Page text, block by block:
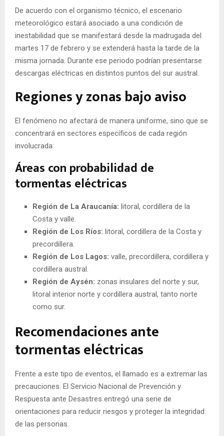
De acuerdo con el organismo técnico, el escenario
meteorológico estará asociado a una condición de
inestabilidad que se manifestará desde la madrugada del
martes 17 de febrero y se extenderá hasta la tarde de la
misma jornada. Durante ese periodo podrían presentarse
descargas eléctricas en distintos puntos del sur austral.
Regiones y zonas bajo aviso
El fenómeno no afectará de manera uniforme, sino que se
concentrará en sectores específicos de cada región
involucrada:
Áreas con probabilidad de
tormentas eléctricas
Región de La Araucanía: litoral, cordillera de la
Costa y valle.
Región de Los Ríos: litoral, cordillera de la Costa y
precordillera.
Región de Los Lagos: valle, precordillera, cordillera y
cordillera austral.
Región de Aysén: zonas insulares del norte y sur,
litoral interior norte y cordillera austral, tanto norte
como sur.
Recomendaciones ante
tormentas eléctricas
Frente a este tipo de eventos, el llamado es a extremar las
precauciones. El Servicio Nacional de Prevención y
Respuesta ante Desastres entregó una serie de
orientaciones para reducir riesgos y proteger la integridad
de las personas.